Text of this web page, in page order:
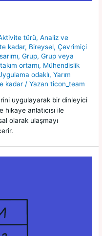
türü,Analiz ve
kadar, Bireysel,Çevrimiçi
,Grup,Grup veya
ortamı, Mühendislik
odaklı,Yarım
kadar / Yazan ticon_team
uygulayarak bir dinleyici
anlatıcısı ile
olarak ulaşmayı